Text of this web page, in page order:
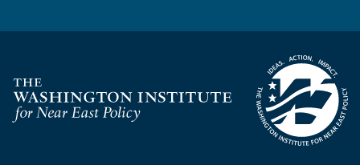
Homepage